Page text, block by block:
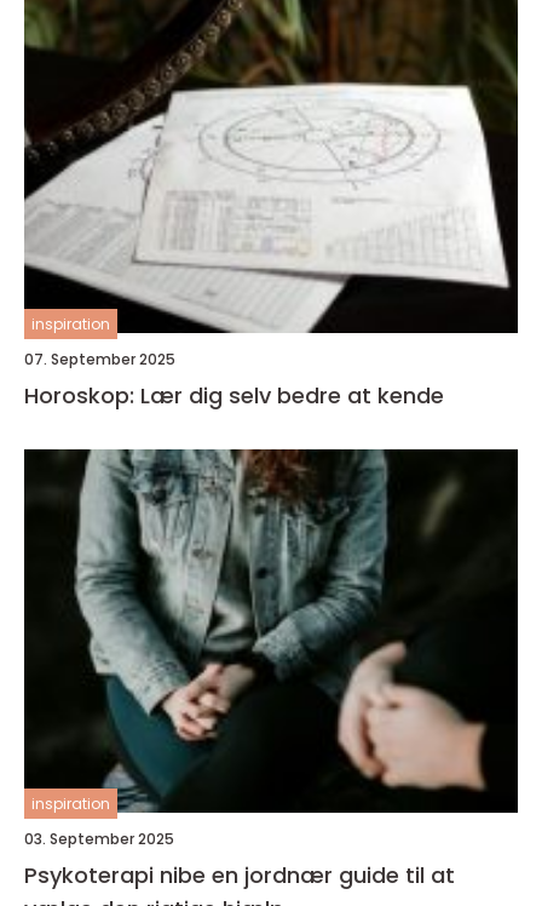
inspiration
07. September 2025
Horoskop: Lær dig selv bedre at kende
inspiration
03. September 2025
Psykoterapi nibe en jordnær guide til at